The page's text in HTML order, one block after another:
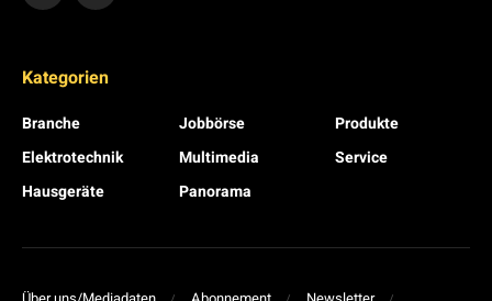
Kategorien
Branche
Elektrotechnik
Hausgeräte
Jobbörse
Multimedia
Panorama
Produkte
Service